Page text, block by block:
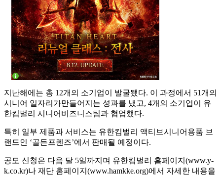
지난해에는 총 12개의 소기업이 발굴됐다. 이 과정에서 51개의
시니어 일자리가만들어지는 성과를 냈고, 4개의 소기업이 유
한킴벌리 시니어비즈니스팀과 협업했다.
특히 일부 제품과 서비스는 유한킴벌리 액티브시니어용품 브
랜드인 ‘골든프렌즈’에서 판매될 예정이다.
공모 신청은 다음 달 5일까지며 유한킴벌리 홈페이지(www.y-
k.co.kr)나 재단 홈페이지(www.hamkke.org)에서 자세한 내용을